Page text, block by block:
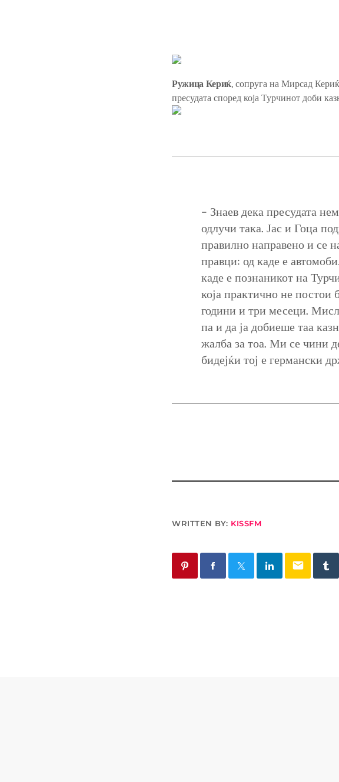
Ружица Кериќ, сопруга на Мирсад
пресудата според која Турчинот доби
– Знаев дека пресудата
одлучи така. Јас и Гоца
правилно направено и се
правци: од каде е
каде е познаникот на
која практично не постои
години и три месеци.
па и да ја добиеше таа
жалба за тоа. Ми се чини
бидејќи тој е германски
WRITTEN BY: KISSFM
email